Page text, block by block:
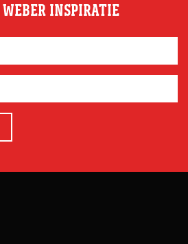
WEBER INSPIRATIE